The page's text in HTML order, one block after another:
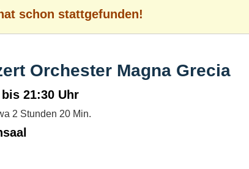
schon stattgefunden!
Orchester Magna Grecia
21:30 Uhr
2 Stunden 20 Min.